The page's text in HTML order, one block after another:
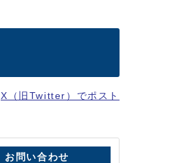
X（旧Twitter）でポスト
お問い合わせ